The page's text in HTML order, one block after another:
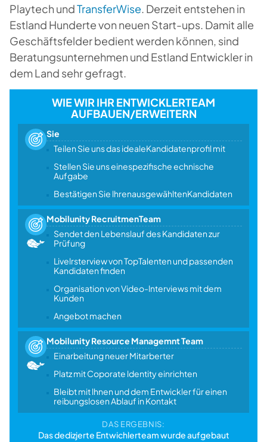
Playtech undTransferWise. Derzeit entstehen in
Estland Hunderte von neuen Start-ups. Damit alle
Geschäftsfelder bedient werden können, sind
Beratungsunternehmen und Estland Entwickler in
dem Land sehr gefragt.
WIE WIR IHR ENTWICKLERTEAM
AUFBAUEN/ERWEITERN
Sie
Teilen Sie uns das idealeKandidatenprofil mit
Stellen Sie uns einespezifische echnische
Aufgabe
Bestätigen Sie lhrenausgewähltenKandidaten
Mobilunity RecruitmenTeam
Sendet den Lebenslauf des Kandidaten zur
Prüfung
Livelrsterview von TopTalenten und passenden
Kandidaten finden
Organisation von Video-lnterviews mit dem
Kunden
Angebot machen
Mobilunity Resource Managemnt Team
Einarbeitung neuer Mitarberter
Platz mit Coporate ldentity einrichten
Bleibt mit lhnen und dem Entwickler für einen
reibungslosen Ablauf in Kontakt
DAS ERGEBNIS:
Das dedizjerte Entwichlerteam wurde aufgebaut